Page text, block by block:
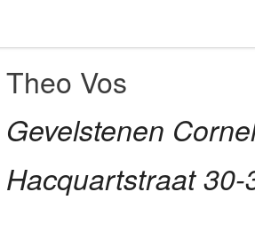
Theo Vos
Gevelstenen
Hacquartstraat